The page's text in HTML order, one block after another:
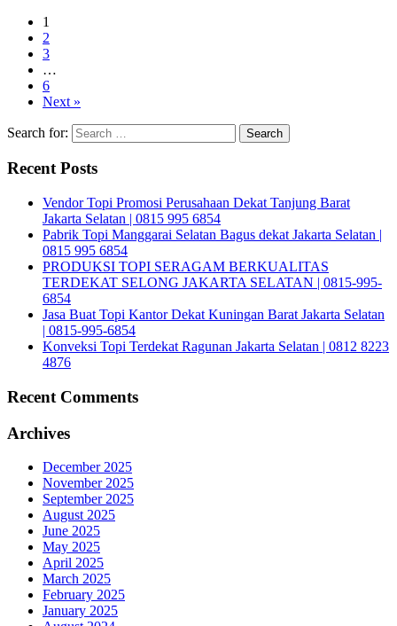
1
2
3
…
6
Next »
Search for:
Recent Posts
Vendor Topi Promosi Perusahaan Dekat Tanjung Barat
Jakarta Selatan | 0815 995 6854
Pabrik Topi Manggarai Selatan Bagus dekat Jakarta Selatan |
0815 995 6854
PRODUKSI TOPI SERAGAM BERKUALITAS
TERDEKAT SELONG JAKARTA SELATAN | 0815-995-
6854
Jasa Buat Topi Kantor Dekat Kuningan Barat Jakarta Selatan
| 0815-995-6854
Konveksi Topi Terdekat Ragunan Jakarta Selatan | 0812 8223
4876
Recent Comments
Archives
December 2025
November 2025
September 2025
August 2025
June 2025
May 2025
April 2025
March 2025
February 2025
January 2025